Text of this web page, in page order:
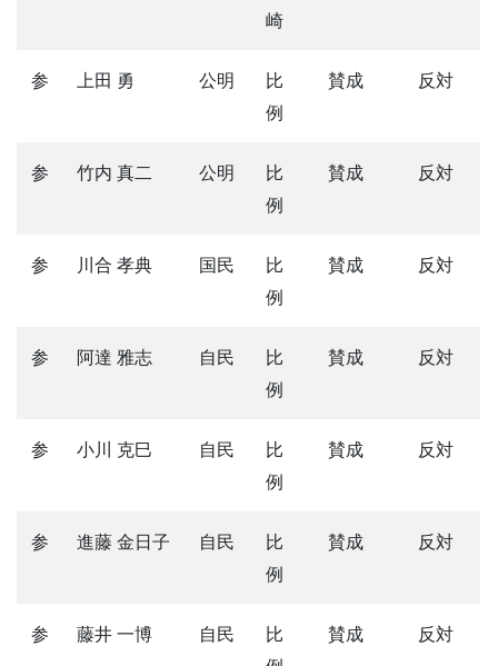
崎
参 上田 勇 公明
比
例
賛成 反対
参 竹内 真二 公明
比
例
賛成 反対
参 川合 孝典 国民
比
例
賛成 反対
参 阿達 雅志 自民
比
例
賛成 反対
参 小川 克巳 自民
比
例
賛成 反対
参 進藤 金日子 自民
比
例
賛成 反対
参 藤井 一博 自民
比
賛成 反対